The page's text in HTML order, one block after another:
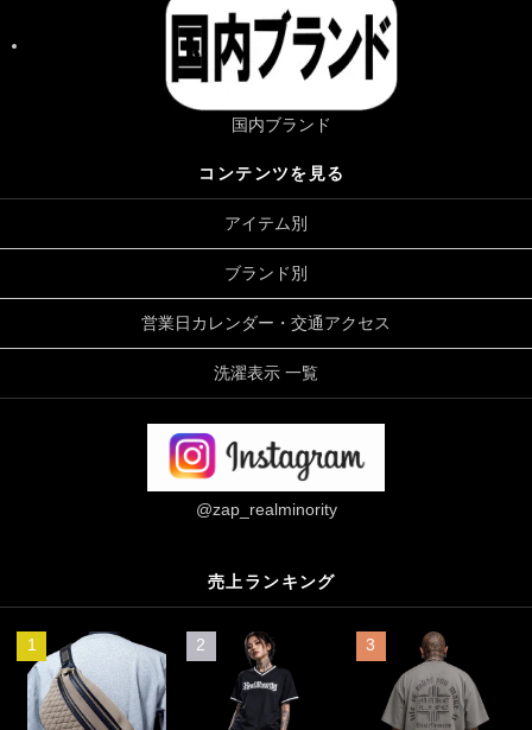
国内ブランド
コンテンツを見る
アイテム別
ブランド別
営業日カレンダー・交通アクセス
洗濯表示 一覧
@zap_realminority
売上ランキング
1 2 3